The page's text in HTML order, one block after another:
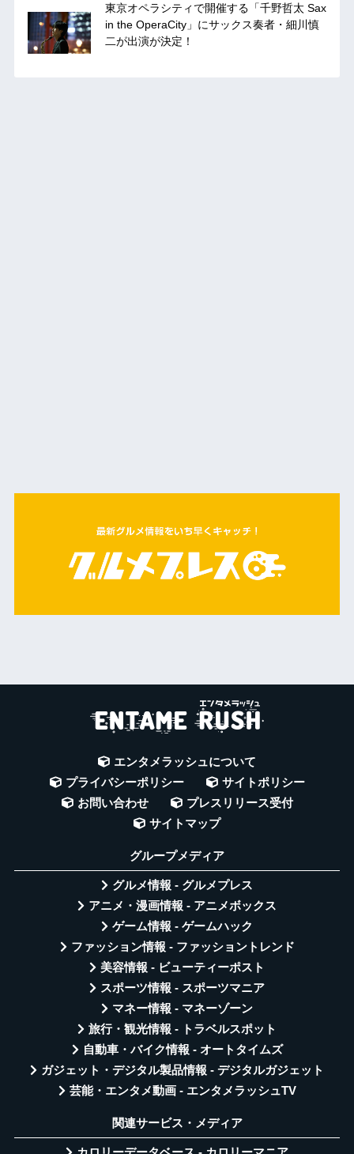
東京オペラシティで開催する「千野哲太 Sax
in the OperaCity」にサックス奏者・細川慎
二が出演が決定！
エンタメラッシュについて
プライバシーポリシー
サイトポリシー
お問い合わせ
プレスリリース受付
サイトマップ
グループメディア
グルメ情報 - グルメプレス
アニメ・漫画情報 - アニメボックス
ゲーム情報 - ゲームハック
ファッション情報 - ファッショントレンド
美容情報 - ビューティーポスト
スポーツ情報 - スポーツマニア
マネー情報 - マネーゾーン
旅行・観光情報 - トラベルスポット
自動車・バイク情報 - オートタイムズ
ガジェット・デジタル製品情報 - デジタルガジェット
芸能・エンタメ動画 - エンタメラッシュTV
関連サービス・メディア